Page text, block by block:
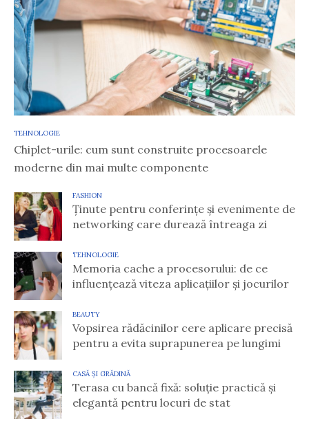
TEHNOLOGIE
Chiplet-urile: cum sunt construite procesoarele
moderne din mai multe componente
FASHION
Ținute pentru conferințe și evenimente de
networking care durează întreaga zi
TEHNOLOGIE
Memoria cache a procesorului: de ce
influențează viteza aplicațiilor și jocurilor
BEAUTY
Vopsirea rădăcinilor cere aplicare precisă
pentru a evita suprapunerea pe lungimi
CASĂ ȘI GRĂDINĂ
Terasa cu bancă fixă: soluție practică și
elegantă pentru locuri de stat